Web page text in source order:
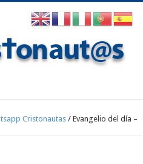
Cristonautas / Evangelio del día –